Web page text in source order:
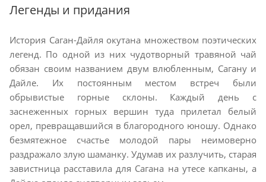
Легенды и придания
История Саган-Дайля окутана множеством поэтических
легенд. По одной из них чудотворный травяной чай
обязан своим названием двум влюбленным, Сагану и
Дайле. Их постоянным местом встреч были
обрывистые горные склоны. Каждый день с
заснеженных горных вершин туда прилетал белый
орел, превращавшийся в благородного юношу. Однако
безмятежное счастье молодой пары неимоверно
раздражало злую шаманку. Удумав их разлучить, старая
завистница расставила для Сагана на утесе капканы, а